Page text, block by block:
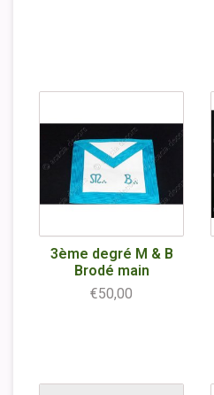
3ème degré M & B
Brodé main
€50,00